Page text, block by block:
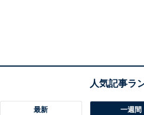
最新 一週間